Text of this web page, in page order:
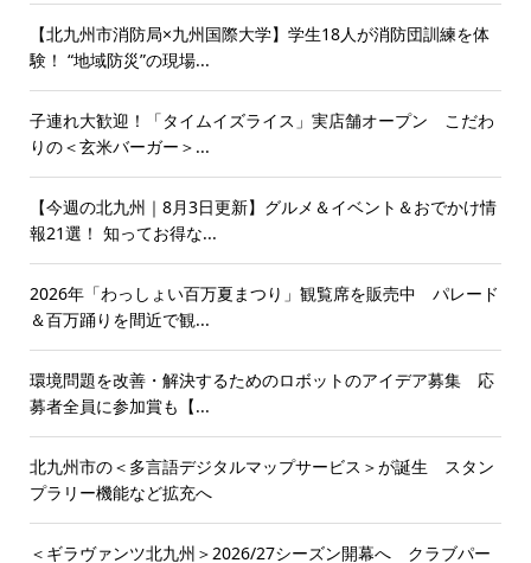
【北九州市消防局×九州国際大学】学生18人が消防団訓練を体
験！ “地域防災”の現場...
子連れ大歓迎！「タイムイズライス」実店舗オープン こだわ
りの＜玄米バーガー＞...
【今週の北九州｜8月3日更新】グルメ＆イベント＆おでかけ情
報21選！ 知ってお得な...
2026年「わっしょい百万夏まつり」観覧席を販売中 パレード
＆百万踊りを間近で観...
環境問題を改善・解決するためのロボットのアイデア募集 応
募者全員に参加賞も【...
北九州市の＜多言語デジタルマップサービス＞が誕生 スタン
プラリー機能など拡充へ
＜ギラヴァンツ北九州＞2026/27シーズン開幕へ クラブパー